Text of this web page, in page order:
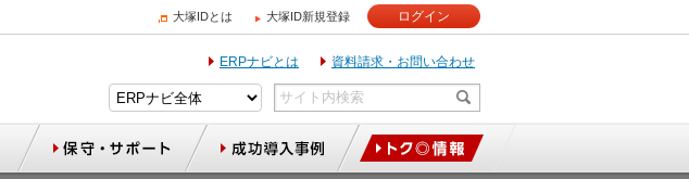
大塚IDとは 大塚ID新規登録 ログイン
ERPナビとは 資料請求・お問い合わせ